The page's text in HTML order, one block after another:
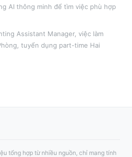
AI thông minh để tìm việc phù hợp
Assistant Manager, việc làm
, tuyển dụng part-time Hai
tổng hợp từ nhiều nguồn, chỉ mang tính